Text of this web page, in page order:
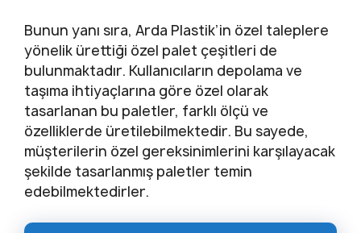
Bunun yanı sıra, Arda Plastik’in özel taleplere
yönelik ürettiği özel palet çeşitleri de
bulunmaktadır. Kullanıcıların depolama ve
taşıma ihtiyaçlarına göre özel olarak
tasarlanan bu paletler, farklı ölçü ve
özelliklerde üretilebilmektedir. Bu sayede,
müşterilerin özel gereksinimlerini karşılayacak
şekilde tasarlanmış paletler temin
edebilmektedirler.